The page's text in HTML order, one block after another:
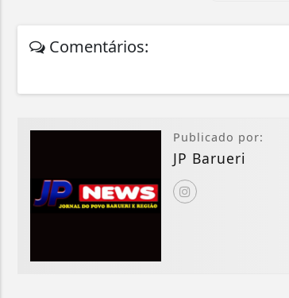
Comentários:
Publicado por:
JP Barueri